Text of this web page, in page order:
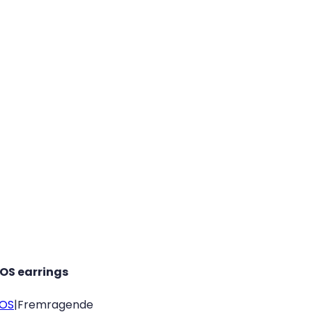
earrings
|Fremragende